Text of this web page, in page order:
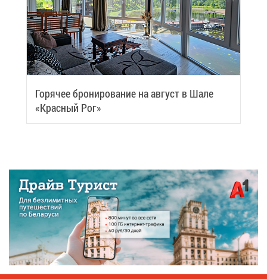
Го­ря­чее бро­ни­ро­ва­ние на ав­густ в Ша­ле
«Крас­ный Рог»